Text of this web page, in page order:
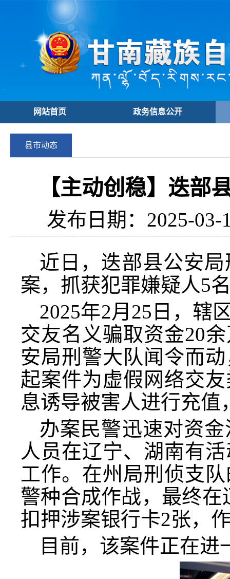
网站首页 政务信息公开
县市动态
【主动创稳】迭部
发布日期：2025-03-
近日，迭部县公安
案，抓获犯罪嫌疑人5
2025年2月25日，辖
交友名义骗取资金20
安局刑警大队闻令而
起案件为虚假网络交
息诱导被害人进行充值
办案民警迅速对资
人员在辽宁、湖南有
工作。在州局刑侦支
警种合成作战，最终
扣押涉案银行卡2张，
目前，该案件正在进